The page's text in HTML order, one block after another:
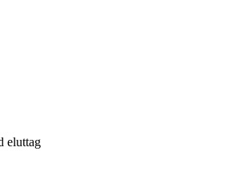
eluttag